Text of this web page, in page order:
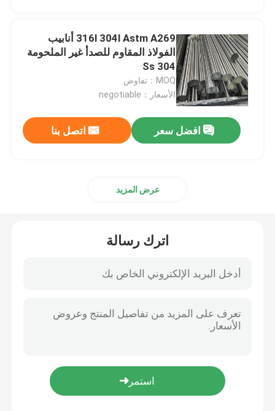
316l 304l Astm A269 أنابيب
الفولاذ المقاوم للصدأ غير الملحومة
Ss 304
MOQ：تفاوض
الأسعار：negotiable
افضل سعر اتصل بنا
عرض المزيد
اترك رسالة